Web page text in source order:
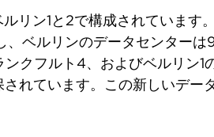
リン1と2で構成されていま
ベルリンのデータセンター
クフルト4、およびベルリン
れています。この新しいデ